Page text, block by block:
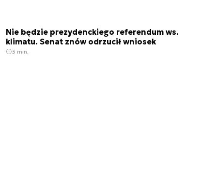
Nie będzie prezydenckiego referendum ws.
klimatu. Senat znów odrzucił wniosek
3 min.